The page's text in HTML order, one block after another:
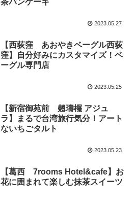
2023.05.27
【西荻窪 あおやきベーグル西荻
窪】自分好みにカスタマイズ！ベ
ーグル専門店
2023.05.25
【新宿御苑前 翹璹欏 アジュ
ラ】まるで台湾旅行気分！アート
ないちごタルト
2023.05.23
【葛西 7rooms Hotel&cafe】お
花に囲まれて楽しむ抹茶スイーツ